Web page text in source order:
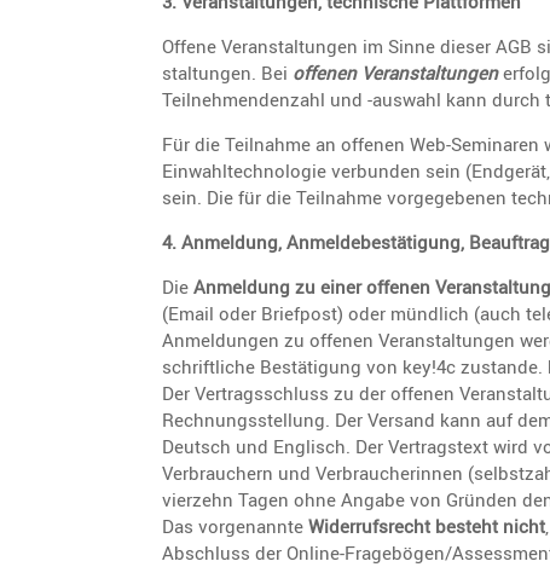
Offene Veran­stal­tungen im Sinne dieser AGB
stal­tungen. Bei offenen Veran­stal­tungen
Teilneh­men­den­zahl und ‑auswahl kann
Für die Teilnahme an offenen Web-
Einwahl­tech­no­logie verbunden sein
sein. Die für die Teilnahme vorge­ge­benen
4. Anmel­dung, Anmel­de­be­stä­ti­gung,
DieAnmel­dung zu einer offenen
(Email oder Brief­post) oder mündlich (auch
Anmel­dungen zu offenen Veran­stal­tungen
schrift­liche Bestä­ti­gung von key!4c
Der Vertrags­schluss zu der offenen
Rechnungs­stel­lung. Der Versand kann auf
Deutsch und Englisch. Der Vertrags­text wird
Verbrau­chern und Verbrau­che­rinnen
vierzehn Tagen ohne Angabe von Gründen
Das vorge­nannteWider­rufs­recht besteht nicht
Abschluss der Online-Frage­bö­gen/­